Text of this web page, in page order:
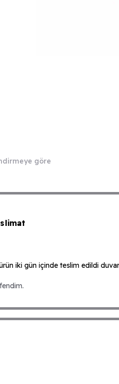
göre
iki gün içinde teslim edildi